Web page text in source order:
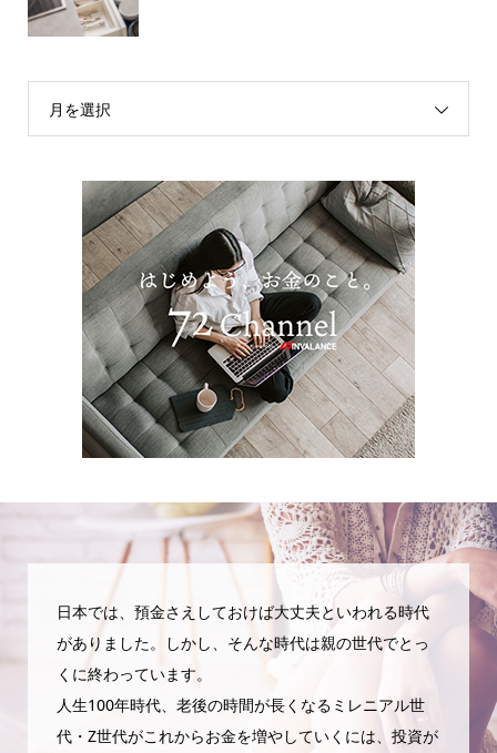
月を選択
日本では、預金さえしておけば大丈夫といわれる時代
がありました。しかし、そんな時代は親の世代でとっ
くに終わっています。
人生100年時代、老後の時間が長くなるミレニアル世
代・Z世代がこれからお金を増やしていくには、投資が